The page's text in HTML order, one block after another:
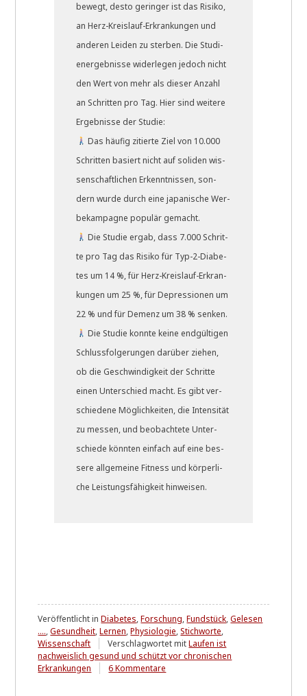
bewegt, desto gerin­ger ist das Risi­ko,
an Herz-Kreis­lauf-Erkran­kun­gen und
ande­ren Lei­den zu ster­ben. Die Stu­di­
en­ergeb­nis­se wider­le­gen jedoch nicht
den Wert von mehr als die­ser Anzahl
an Schrit­ten pro Tag. Hier sind wei­te­re
Ergeb­nis­se der Studie:
Das häu­fig zitier­te Ziel von 10.000
Schrit­ten basiert nicht auf soli­den wis­
sen­schaft­li­chen Erkennt­nis­sen, son­
dern wur­de durch eine japa­ni­sche Wer­
be­kam­pa­gne popu­lär gemacht.
Die Stu­die ergab, dass 7.000 Schrit­
te pro Tag das Risi­ko für Typ-2-Dia­be­
tes um 14 %, für Herz-Kreis­lauf-Erkran­
kun­gen um 25 %, für Depres­sio­nen um
22 % und für Demenz um 38 % senken.
Die Stu­die konn­te kei­ne end­gül­ti­gen
Schluss­fol­ge­run­gen dar­über zie­hen,
ob die Geschwin­dig­keit der Schrit­te
einen Unter­schied macht. Es gibt ver­
schie­de­ne Mög­lich­kei­ten, die Inten­si­tät
zu mes­sen, und beob­ach­te­te Unter­
schie­de könn­ten ein­fach auf eine bes­
se­re all­ge­mei­ne Fit­ness und kör­per­li­
che Lei­stungs­fä­hig­keit hin­wei­sen.
Veröffentlicht inDiabetes,Forschung,Fundstück,Gelesen
....,Gesundheit,Lernen,Physiologie,Stichworte,
Wissenschaft
Verschlagwortet mitLaufen ist
nachweislich gesund und schützt vor chronischen
Erkrankungen
6 Kommentare